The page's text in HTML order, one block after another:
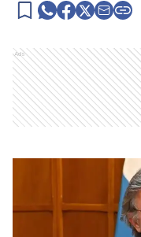
Ads